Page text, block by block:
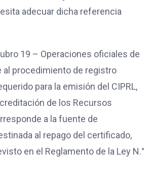
adecuar dicha referencia
19 – Operaciones oficiales de
al procedimiento de registro
para la emisión del CIPRL,
de los Recursos
a la fuente de
al repago del certificado,
en el Reglamento de la Ley N.°